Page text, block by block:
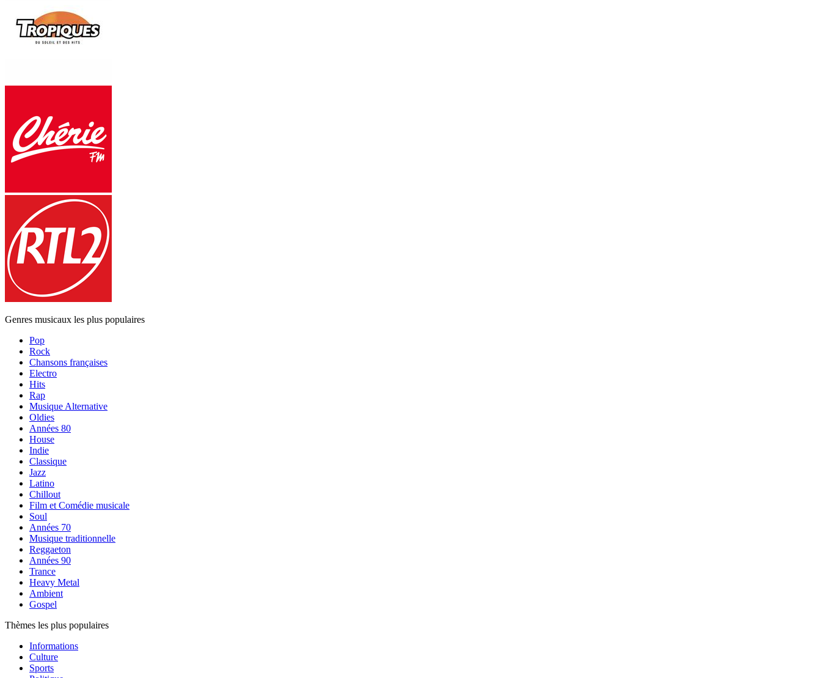
Genres musicaux les plus populaires
Pop
Rock
Chansons françaises
Electro
Hits
Rap
Musique Alternative
Oldies
Années 80
House
Indie
Classique
Jazz
Latino
Chillout
Film et Comédie musicale
Soul
Années 70
Musique traditionnelle
Reggaeton
Années 90
Trance
Heavy Metal
Ambient
Gospel
Thèmes les plus populaires
Informations
Culture
Sports